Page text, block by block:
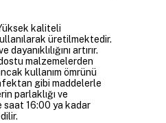
kaliteli
üretilmektedir.
artırır.
malzemelerden
kullanım ömrünü
gibi maddelerle
parlaklığı ve
saat 16:00 ya kadar